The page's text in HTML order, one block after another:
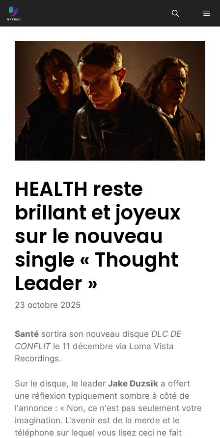
Aller
au
HEALTH reste
brillant et joyeux
sur le nouveau
single « Thought
Leader »
23 octobre 2025
Santé sortira son nouveau disque DLC DE
CONFLITle 11 décembre via Loma Vista
Recordings.
Sur le disque, le leader Jake Duzsik a offert
une réflexion typiquement sombre à côté de
l'annonce : « Non, ce n'est pas seulement votre
imagination. L'avenir est de la merde et le
téléphone sur lequel vous lisez ceci ne fait